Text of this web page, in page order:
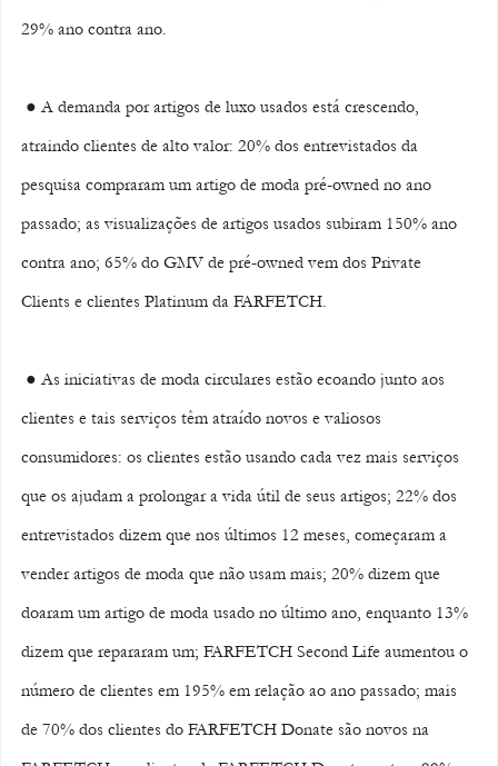
29% ano contra ano.
atraindo clientes de alto valor: 20% dos entrevistados da
pesquisa compraram um artigo de moda pré-owned no ano
passado; as visualizações de artigos usados subiram 150% ano
contra ano; 65% do GMV de pré-owned vem dos Private
Clients e clientes Platinum da FARFETCH.
clientes e tais serviços têm atraído novos e valiosos
consumidores: os clientes estão usando cada vez mais serviços
que os ajudam a prolongar a vida útil de seus artigos; 22% dos
entrevistados dizem que nos últimos 12 meses, começaram a
vender artigos de moda que não usam mais; 20% dizem que
doaram um artigo de moda usado no último ano, enquanto 13%
dizem que repararam um; FARFETCH Second Life aumentou o
número de clientes em 195% em relação ao ano passado; mais
de 70% dos clientes do FARFETCH Donate são novos na